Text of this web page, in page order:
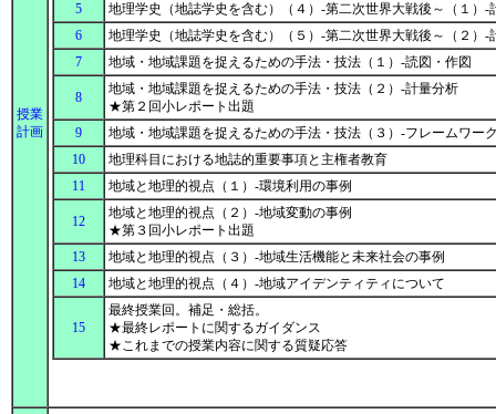
授業
計画
5
地理学史（地誌学史を含む）（４）-第二次世界大戦後～（１）
6
地理学史（地誌学史を含む）（５）-第二次世界大戦後～（２）
7
地域・地域課題を捉えるための手法・技法（１）-読図・作図
8
地域・地域課題を捉えるための手法・技法（２）-計量分析
★第２回小レポート出題
9
地域・地域課題を捉えるための手法・技法（３）-フレームワー
10
地理科目における地誌的重要事項と主権者教育
11
地域と地理的視点（１）-環境利用の事例
12
地域と地理的視点（２）-地域変動の事例
★第３回小レポート出題
13
地域と地理的視点（３）-地域生活機能と未来社会の事例
14
地域と地理的視点（４）-地域アイデンティティについて
15
最終授業回。補足・総括。
★最終レポートに関するガイダンス
★これまでの授業内容に関する質疑応答